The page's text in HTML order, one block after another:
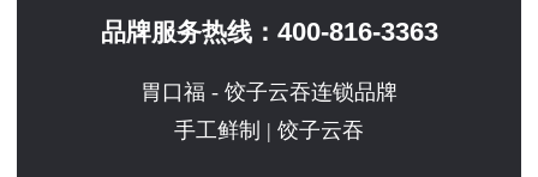
品牌服务热线： 400-816-3363
胃口福 - 饺子云吞连锁品牌
手工鲜制 | 饺子云吞